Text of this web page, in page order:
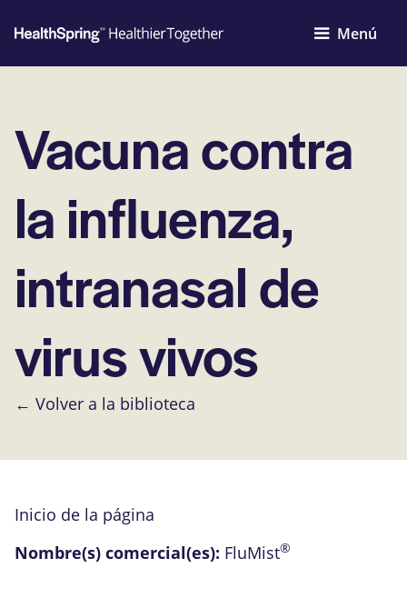
Menú
Vacuna contra
la influenza,
intranasal de
virus vivos
← Volver a la biblioteca
Inicio de la página
Nombre(s) comercial(es): FluMist®